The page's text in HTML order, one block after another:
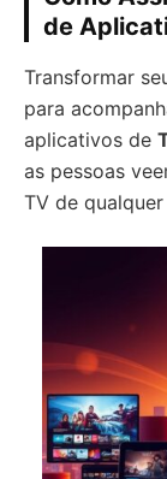
de
Transformar
para
aplicativos de
as pessoas
TV de qualquer